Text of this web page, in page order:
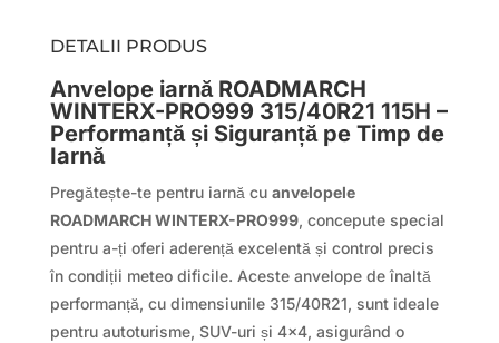
DETALII PRODUS
Anvelope iarnă ROADMARCH
WINTERX-PRO999 315/40R21 115H –
Performanță și Siguranță pe Timp de
Iarnă
Pregătește-te pentru iarnă cu anvelopele
ROADMARCH WINTERX-PRO999, concepute special
pentru a-ți oferi aderență excelentă și control precis
în condiții meteo dificile. Aceste anvelope de înaltă
performanță, cu dimensiunile 315/40R21, sunt ideale
pentru autoturisme, SUV-uri și 4×4, asigurând o